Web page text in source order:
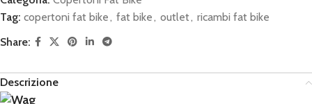
Tag: copertoni fat bike, fat bike, outlet, ricambi fat bike
Share:
Descrizione